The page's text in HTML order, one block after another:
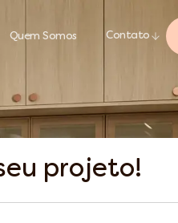
Quem Somos Contato
projeto!